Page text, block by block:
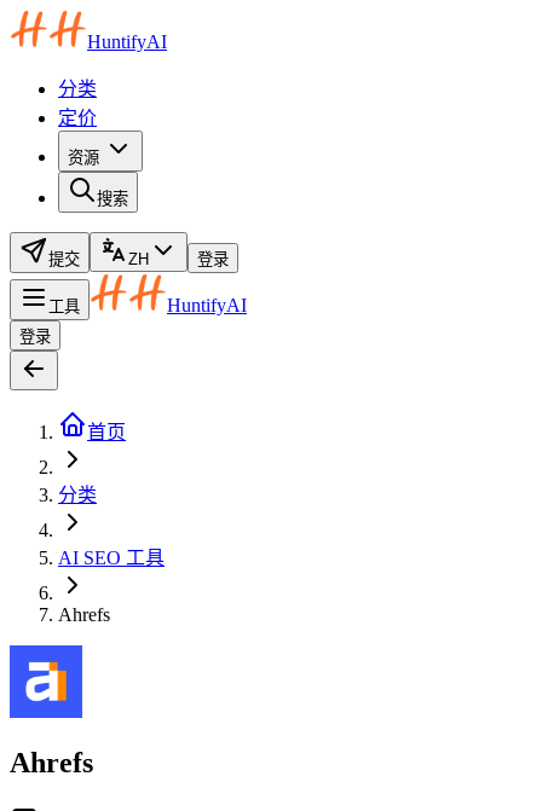
HuntifyAI
分类
定价
资源
搜索
提交 ZH 登录
工具 HuntifyAI
登录
首页
分类
AI SEO 工具
Ahrefs
Ahrefs